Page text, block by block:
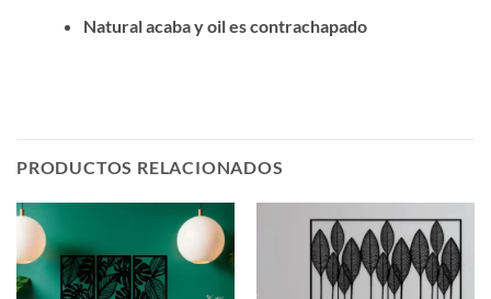
Natural acaba y oil es contrachapado
PRODUCTOS RELACIONADOS